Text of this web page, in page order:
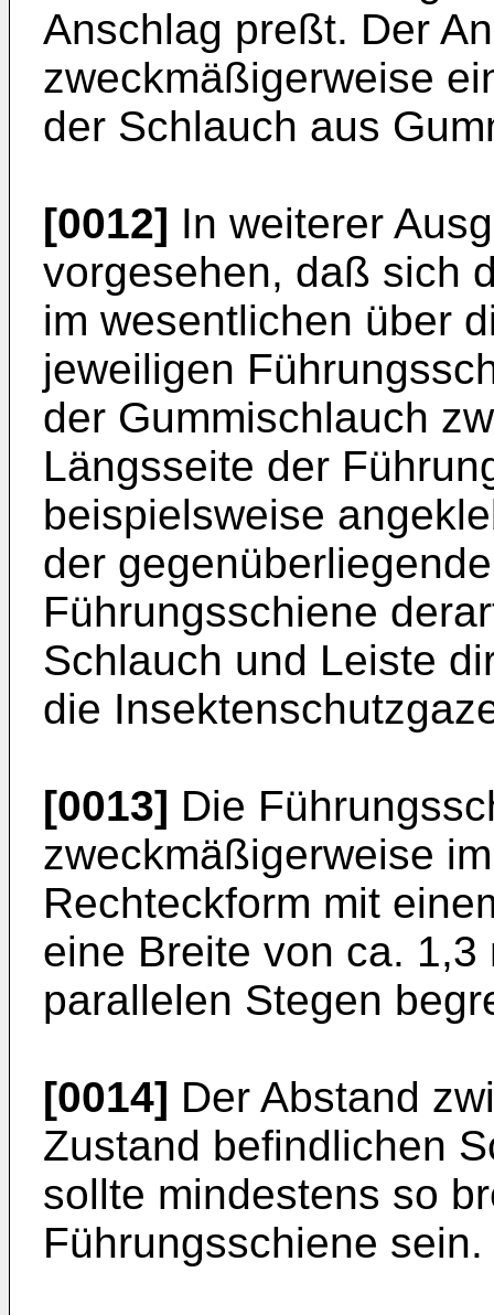
Anschlag preßt. Der
zweckmäßigerweise
der Schlauch aus
[0012] In weiterer
vorgesehen, daß sich
im wesentlichen über
jeweiligen
der Gummischlauch
Längsseite der
beispielsweise
der
Führungsschiene
Schlauch und Leiste
die
[0013] Die
zweckmäßigerweise
Rechteckform mit
eine Breite von ca.
parallelen Stegen
[0014] Der Abstand
Zustand befindlichen
sollte mindestens so
Führungsschiene sein.